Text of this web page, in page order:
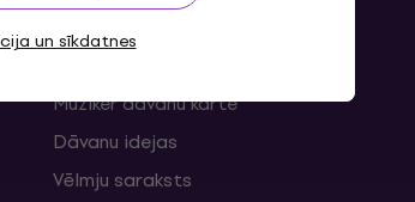
un sīkdatnes
FAQ – Biežāk uzdotie jautājumi
Muziker dāvanu karte
Dāvanu idejas
Vēlmju saraksts